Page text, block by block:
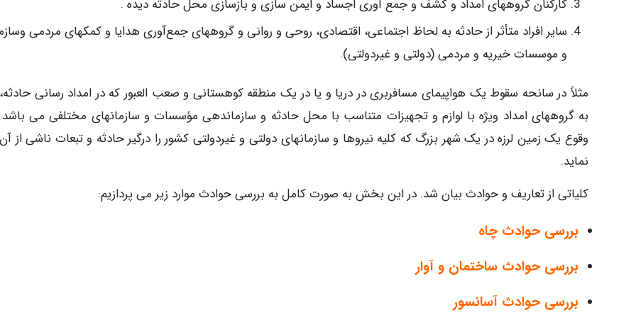
کارکنان گروههای امداد و کشف و جمع آوری اجساد و ایمن سازی و بازسازی محل حادثه دیده .
سایر افراد متأثر از حادثه به لحاظ اجتماعی، اقتصادی، روحی و روانی و گروههای جمع‌آوری هدایا و کمکهای مردمی
و موسسات خیریه و مردمی (دولتی و غیردولتی).
مثلاً در سانحه سقوط یک هواپیمای مسافربری در دریا و یا در یک منطقه کوهستانی و صعب العبور که در امداد رسانی حادثه،
به گروههای امداد ویژه با لوازم و تجهیزات متناسب با محل حادثه و سازماندهی مؤسسات و سازمانهای مختلفی می باشد
وقوع یک زمین لرزه در یک شهر بزرگ که کلیه نیروها و سازمانهای دولتی و غیردولتی کشور را درگیر حادثه و تبعات ناشی از
نماید.
کلیاتی از تعاریف و حوادث بیان شد. در این بخش به صورت کامل به بررسی حوادث موارد زیر می پردازیم:
بررسی حوادث چاه
بررسی حوادث ساختمان و آوار
بررسی حوادث آسانسور